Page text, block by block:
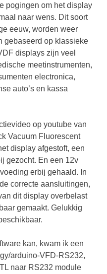
pogingen om het display
naar wens. Dit soort
eeuw, worden weer
gebaseerd op klassieke
displays zijn veel
meetinstrumenten,
electronica,
auto’s en kassa
op youtube van
Vacuum Fluorescent
display afgestoft, een
gezocht. En een 12v
erbij gehaald. In
correcte aansluitingen,
dit display overbelast
gemaakt. Gelukkig
kan, kwam ik een
arduino-VFD-RS232,
naar RS232 module